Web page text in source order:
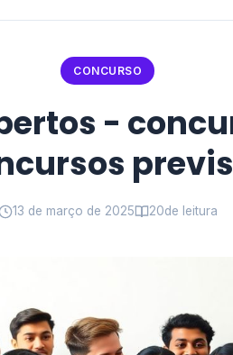
CONCURSO
-
13 de março de 2025 20de leitura